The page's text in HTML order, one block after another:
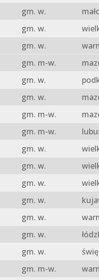
gm. w.
gm. w.
gm. w.
gm. m-w.
gm. w.
gm. w.
gm. m-w.
gm. m-w.
gm. w.
gm. w.
gm. w.
gm. w.
gm. w.
gm. w.
gm. w.
gm. m-w.